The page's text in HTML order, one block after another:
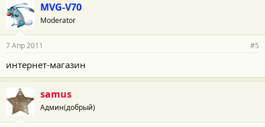
MVG-V70
Moderator
7 Апр 2011 #5
интернет-магазин
samus
Админ(добрый)